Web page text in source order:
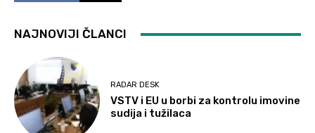
NAJNOVIJI ČLANCI
RADAR DESK
VSTV i EU u borbi za kontrolu imovine
sudija i tužilaca